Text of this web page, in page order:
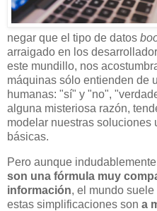
negar que el tipo de datos
arraigado en los
este mundillo, nos
máquinas sólo entienden de
humanas: "sí" y "no",
alguna misteriosa razón,
modelar nuestras soluciones
básicas.
Pero aunque indudablemente
son una fórmula muy
información, el mundo
estas simplificaciones son a